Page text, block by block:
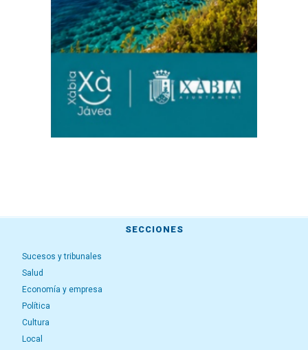
SECCIONES
Sucesos y tribunales
Salud
Economía y empresa
Política
Cultura
Local